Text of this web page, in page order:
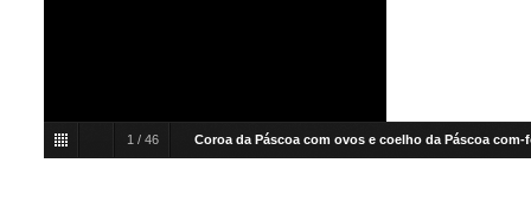
1 / 46 Coroa da Páscoa com ovos e coelho da Páscoa